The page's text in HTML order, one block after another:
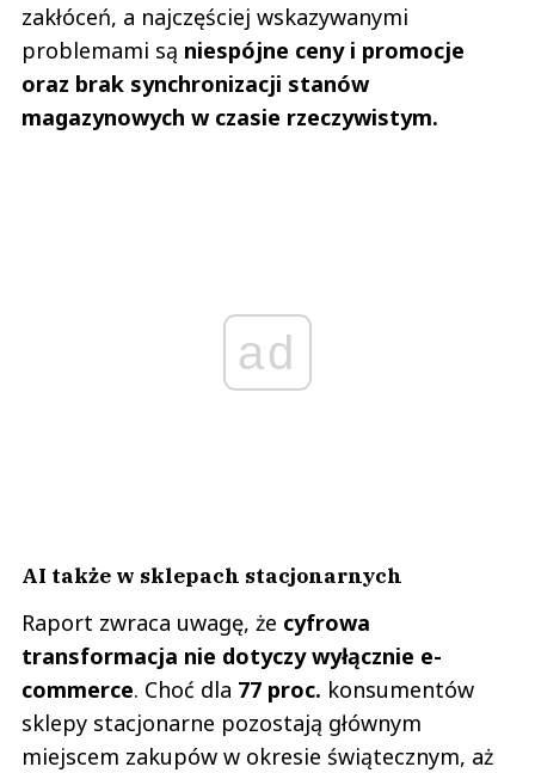
zakłóceń, a najczęściej wskazywanymi
problemami są niespójne ceny i promocje
oraz brak synchronizacji stanów
magazynowych w czasie rzeczywistym.
ad
AI także w sklepach stacjonarnych
Raport zwraca uwagę, że cyfrowa
transformacja nie dotyczy wyłącznie e-
commerce. Choć dla 77 proc. konsumentów
sklepy stacjonarne pozostają głównym
miejscem zakupów w okresie świątecznym, aż